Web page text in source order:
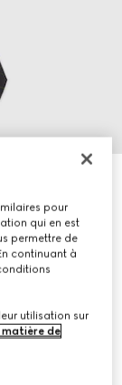
G et
pour
qui en est
permettre de
continuant à
utilisation sur
matière de